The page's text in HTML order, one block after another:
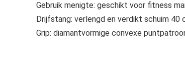
Gebruik menigte: geschikt voor fitness
Drijfstang: verlengd en verdikt schuim 40
Grip: diamantvormige convexe